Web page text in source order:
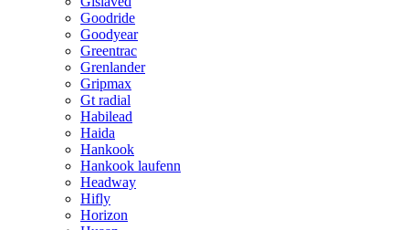
Goodride
Goodyear
Greentrac
Grenlander
Gripmax
Gt radial
Habilead
Haida
Hankook
Hankook laufenn
Headway
Hifly
Horizon